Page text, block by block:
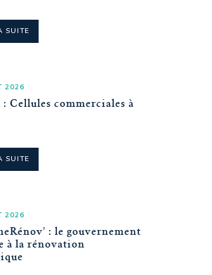
SUITE
2026
: Cellules commerciales à
SUITE
2026
: le gouvernement
à la rénovation